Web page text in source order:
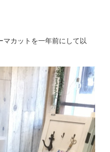
カットを一年前にして以